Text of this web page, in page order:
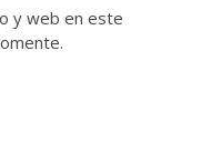
y web en este